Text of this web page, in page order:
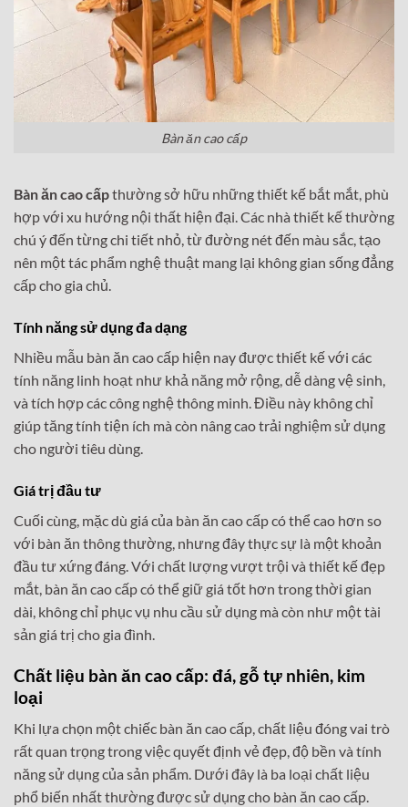
Bàn ăn cao cấp
Bàn ăn cao cấpthường sở hữu những thiết kế bắt mắt, phù
hợp với xu hướng nội thất hiện đại. Các nhà thiết kế thường
chú ý đến từng chi tiết nhỏ, từ đường nét đến màu sắc, tạo
nên một tác phẩm nghệ thuật mang lại không gian sống đẳng
cấp cho gia chủ.
Tính năng sử dụng đa dạng
Nhiều mẫu bàn ăn cao cấp hiện nay được thiết kế với các
tính năng linh hoạt như khả năng mở rộng, dễ dàng vệ sinh,
và tích hợp các công nghệ thông minh. Điều này không chỉ
giúp tăng tính tiện ích mà còn nâng cao trải nghiệm sử dụng
cho người tiêu dùng.
Giá trị đầu tư
Cuối cùng, mặc dù giá của bàn ăn cao cấp có thể cao hơn so
với bàn ăn thông thường, nhưng đây thực sự là một khoản
đầu tư xứng đáng. Với chất lượng vượt trội và thiết kế đẹp
mắt, bàn ăn cao cấp có thể giữ giá tốt hơn trong thời gian
dài, không chỉ phục vụ nhu cầu sử dụng mà còn như một tài
sản giá trị cho gia đình.
Chất liệu bàn ăn cao cấp: đá, gỗ tự nhiên, kim
loại
Khi lựa chọn một chiếc bàn ăn cao cấp, chất liệu đóng vai trò
rất quan trọng trong việc quyết định vẻ đẹp, độ bền và tính
năng sử dụng của sản phẩm. Dưới đây là ba loại chất liệu
phổ biến nhất thường được sử dụng cho bàn ăn cao cấp.